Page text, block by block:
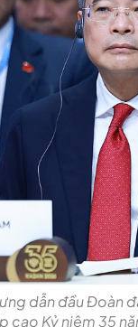
dẫn đầu Đoàn
Kỷ niệm 35